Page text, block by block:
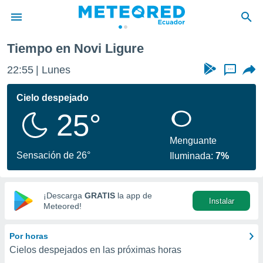
de
ha
calidad.
a este
las
y
digital
basada
Tiempo en Novi Ligure
22:55 Lunes ...
Cielo despejado
25°
Sensación de 26°
Menguante
Iluminada:7%
¡Descarga GRATIS la app de
Meteored!
Instalar
Por horas
Cielos despejados en las próximas horas